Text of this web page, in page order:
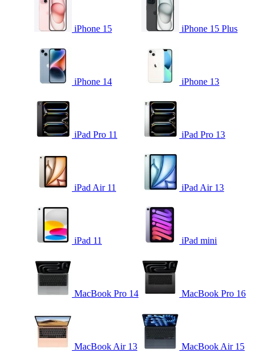
iPhone 15 iPhone 15 Plus
iPhone 14 iPhone 13
iPad Pro 11 iPad Pro 13
iPad Air 11 iPad Air 13
iPad 11 iPad mini
MacBook Pro 14 MacBook Pro 16
MacBook Air 13 MacBook Air 15